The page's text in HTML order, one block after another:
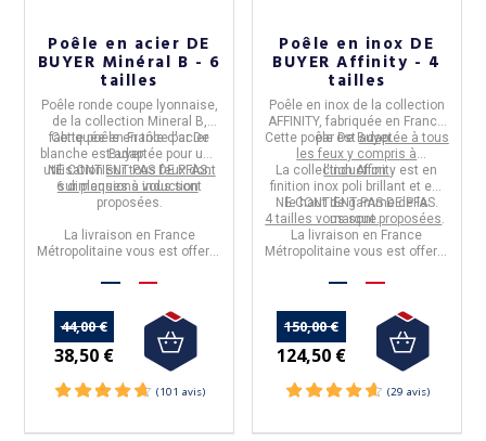
Poêle en acier DE
BUYER Minéral B - 6
tailles
Poêle ronde coupe lyonnaise,
de la collection Mineral B,
fabriquée enFranceparDe
Buyer.
Cettepoêle en tôle d'acier
blanche est adaptée pour une
utilisationsur tous feux dont
sur plaques à induction.
NE CONTIENT PAS DE PFAS.
6 dimensions vous sont
proposées.
La livraison en France
Métropolitaine vous est offerte
44,00 €
38,50 €
Poêle en inox DE
BUYER Affinity - 4
tailles
Poêle en inox de la collection
AFFINITY, fabriquée en France
par De Buyer.
Cette poêle estadaptée à tous
les feux y compris à
l'induction.
La collectionAffinity est en
finition inox poli brillant et est
lehaut de gammede la
marque.
NE CONTIENT PAS DE PFAS.
4 tailles vous sont proposées.
La livraison en France
Métropolitaine vous est offerte
150,00 €
124,50 €